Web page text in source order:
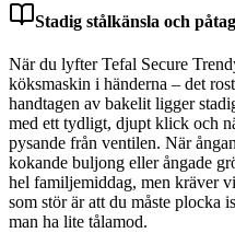
Stadig stålkänsla och
När du lyfter Tefal Secure
köksmaskin i händerna – det
handtagen av bakelit ligger
med ett tydligt, djupt klick och
pysande från ventilen. När
kokande buljong eller ångade
hel familjemiddag, men kräver
som stör är att du måste plocka
man ha lite tålamod.